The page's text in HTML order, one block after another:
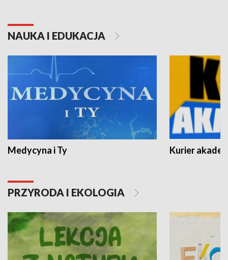
NAUKA I EDUKACJA
Medycyna i Ty Kurier
PRZYRODA I EKOLOGIA